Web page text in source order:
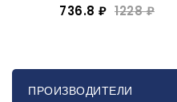
736.8 ₽ 1228 ₽
ПРОИЗВОДИТЕЛИ